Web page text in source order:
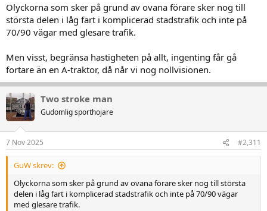
Olyckorna som sker på grund av ovana förare sker nog till
största delen i låg fart i komplicerad stadstrafik och inte på
70/90 vägar med glesare trafik.
Men visst, begränsa hastigheten på allt, ingenting får gå
fortare än en A-traktor, då når vi nog nollvisionen.
Two stroke man
Gudomlig sporthojare
7 Nov 2025 #2,311
GuW skrev:
Olyckorna som sker på grund av ovana förare sker nog till största
delen i låg fart i komplicerad stadstrafik och inte på 70/90 vägar
med glesare trafik.